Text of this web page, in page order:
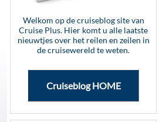
Welkom op de cruiseblog site van
Cruise Plus. Hier komt u alle laatste
nieuwtjes over het reilen en zeilen in
de cruisewereld te weten.
Cruiseblog HOME